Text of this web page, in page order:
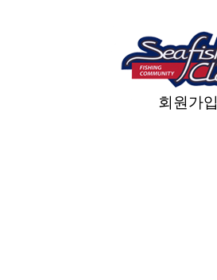
회원가입